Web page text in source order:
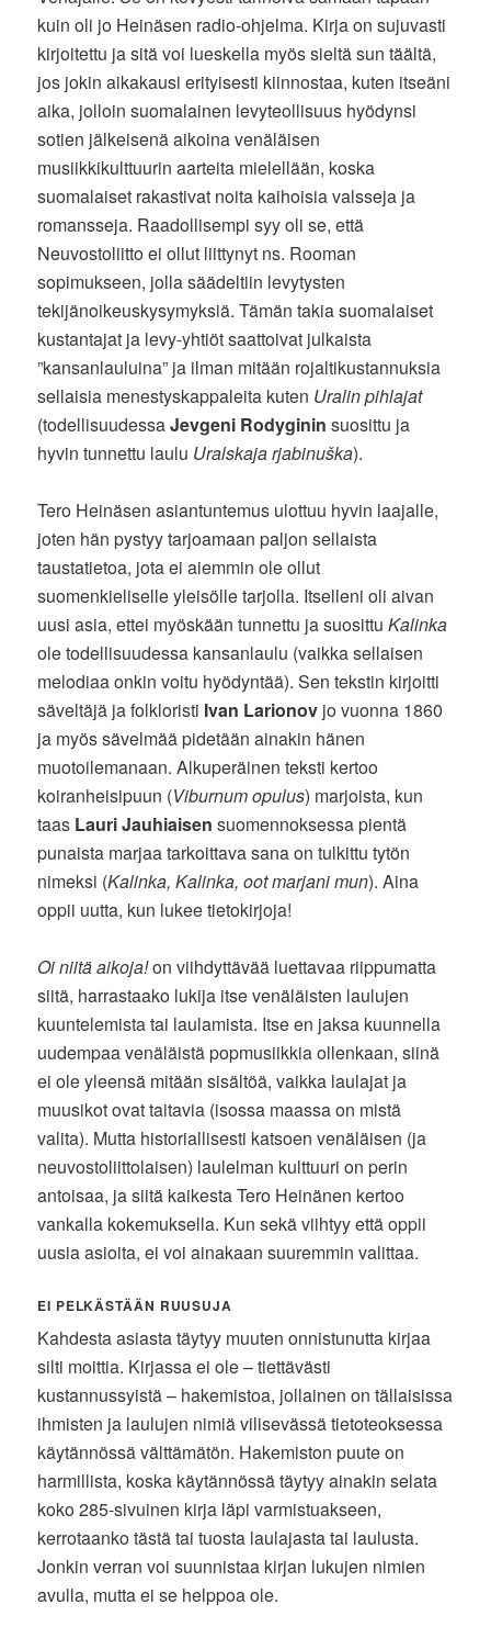
kuin oli jo Heinäsen radio-ohjelma. Kirja on sujuvasti
kirjoitettu ja sitä voi lueskella myös sieltä sun täältä,
jos jokin aikakausi erityisesti kiinnostaa, kuten itseäni
aika, jolloin suomalainen levyteollisuus hyödynsi
sotien jälkeisenä aikoina venäläisen
musiikkikulttuurin aarteita mielellään, koska
suomalaiset rakastivat noita kaihoisia valsseja ja
romansseja. Raadollisempi syy oli se, että
Neuvostoliitto ei ollut liittynyt ns. Rooman
sopimukseen, jolla säädeltiin levytysten
tekijänoikeuskysymyksiä. Tämän takia suomalaiset
kustantajat ja levy-yhtiöt saattoivat julkaista
”kansanlauluina” ja ilman mitään rojaltikustannuksia
sellaisia menestyskappaleita kuten Uralin pihlajat
(todellisuudessaJevgeni Rodyginin suosittu ja
hyvin tunnettu laulu Uralskaja rjabinuška).
Tero Heinäsen asiantuntemus ulottuu hyvin laajalle,
joten hän pystyy tarjoamaan paljon sellaista
taustatietoa, jota ei aiemmin ole ollut
suomenkieliselle yleisölle tarjolla. Itselleni oli aivan
uusi asia, ettei myöskään tunnettu ja suosittuKalinka
ole todellisuudessa kansanlaulu (vaikka sellaisen
melodiaa onkin voitu hyödyntää). Sen tekstin kirjoitti
säveltäjä ja folkloristi Ivan Larionov jo vuonna 1860
ja myös sävelmää pidetään ainakin hänen
muotoilemanaan. Alkuperäinen teksti kertoo
koiranheisipuun (Viburnum opulus) marjoista, kun
taas Lauri Jauhiaisen suomennoksessa pientä
punaista marjaa tarkoittava sana on tulkittu tytön
nimeksi (Kalinka, Kalinka, oot marjani mun). Aina
oppii uutta, kun lukee tietokirjoja!
Oi niitä aikoja!on viihdyttävää luettavaa riippumatta
siitä, harrastaako lukija itse venäläisten laulujen
kuuntelemista tai laulamista. Itse en jaksa kuunnella
uudempaa venäläistä popmusiikkia ollenkaan, siinä
ei ole yleensä mitään sisältöä, vaikka laulajat ja
muusikot ovat taitavia (isossa maassa on mistä
valita). Mutta historiallisesti katsoen venäläisen (ja
neuvostoliittolaisen) laulelman kulttuuri on perin
antoisaa, ja siitä kaikesta Tero Heinänen kertoo
vankalla kokemuksella. Kun sekä viihtyy että oppii
uusia asioita, ei voi ainakaan suuremmin valittaa.
EI PELKÄSTÄÄN RUUSUJA
Kahdesta asiasta täytyy muuten onnistunutta kirjaa
silti moittia. Kirjassa ei ole – tiettävästi
kustannussyistä – hakemistoa, jollainen on tällaisissa
ihmisten ja laulujen nimiä vilisevässä tietoteoksessa
käytännössä välttämätön. Hakemiston puute on
harmillista, koska käytännössä täytyy ainakin selata
koko 285-sivuinen kirja läpi varmistuakseen,
kerrotaanko tästä tai tuosta laulajasta tai laulusta.
Jonkin verran voi suunnistaa kirjan lukujen nimien
avulla, mutta ei se helppoa ole.